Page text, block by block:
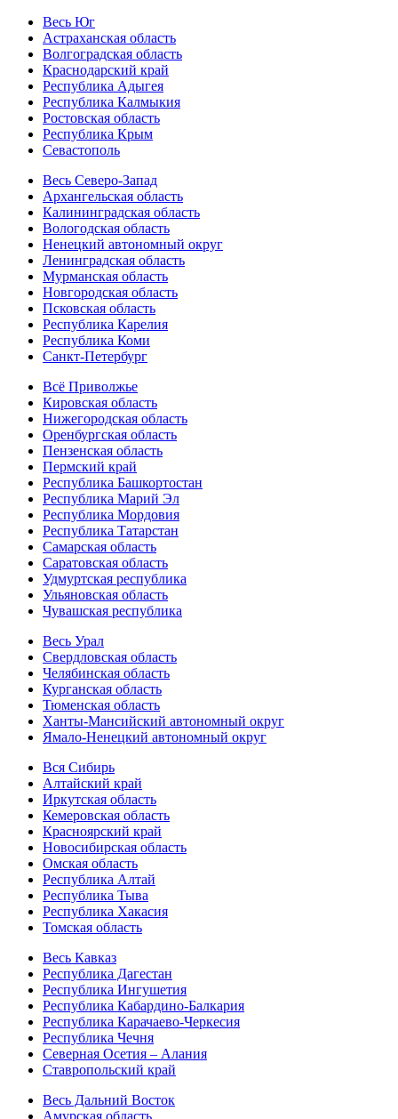
Весь Юг
Астраханская область
Волгоградская область
Краснодарский край
Республика Адыгея
Республика Калмыкия
Ростовская область
Республика Крым
Севастополь
Весь Северо-Запад
Архангельская область
Калининградская область
Вологодская область
Ненецкий автономный округ
Ленинградская область
Мурманская область
Новгородская область
Псковская область
Республика Карелия
Республика Коми
Санкт-Петербург
Всё Приволжье
Кировская область
Нижегородская область
Оренбургская область
Пензенская область
Пермский край
Республика Башкортостан
Республика Марий Эл
Республика Мордовия
Республика Татарстан
Самарская область
Саратовская область
Удмуртская республика
Ульяновская область
Чувашская республика
Весь Урал
Свердловская область
Челябинская область
Курганская область
Тюменская область
Ханты-Мансийский автономный округ
Ямало-Ненецкий автономный округ
Вся Сибирь
Алтайский край
Иркутская область
Кемеровская область
Красноярский край
Новосибирская область
Омская область
Республика Алтай
Республика Тыва
Республика Хакасия
Томская область
Весь Кавказ
Республика Дагестан
Республика Ингушетия
Республика Кабардино-Балкария
Республика Карачаево-Черкесия
Республика Чечня
Северная Осетия – Алания
Ставропольский край
Весь Дальний Восток
Амурская область